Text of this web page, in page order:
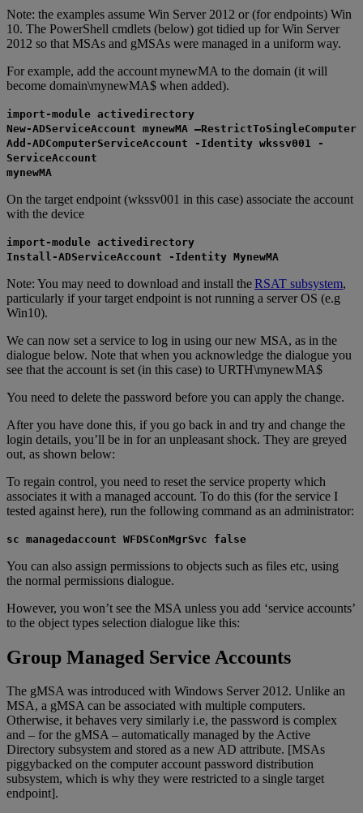
Note: the examples assume Win Server 2012 or (for endpoints) Win
10. The PowerShell cmdlets (below) got tidied up for Win Server
2012 so that MSAs and gMSAs were managed in a uniform way.
For example, add the account mynewMA to the domain (it will
become domain\mynewMA$ when added).
import-module activedirectory
New-ADServiceAccount mynewMA –RestrictToSingleComputer
Add-ADComputerServiceAccount -Identity wkssv001 -
ServiceAccount
mynewMA
On the target endpoint (wkssv001 in this case) associate the account
with the device
import-module activedirectory
Install-ADServiceAccount -Identity MynewMA
Note: You may need to download and install theRSAT subsystem,
particularly if your target endpoint is not running a server OS (e.g
Win10).
We can now set a service to log in using our new MSA, as in the
dialogue below. Note that when you acknowledge the dialogue you
see that the account is set (in this case) to URTH\mynewMA$
You need to delete the password before you can apply the change.
After you have done this, if you go back in and try and change the
login details, you’ll be in for an unpleasant shock. They are greyed
out, as shown below:
To regain control, you need to reset the service property which
associates it with a managed account. To do this (for the service I
tested against here), run the following command as an administrator:
sc managedaccount WFDSConMgrSvc false
You can also assign permissions to objects such as files etc, using
the normal permissions dialogue.
However, you won’t see the MSA unless you add ‘service accounts’
to the object types selection dialogue like this:
Group Managed Service Accounts
The gMSA was introduced with Windows Server 2012. Unlike an
MSA, a gMSA can be associated with multiple computers.
Otherwise, it behaves very similarly i.e, the password is complex
and – for the gMSA – automatically managed by the Active
Directory subsystem and stored as a new AD attribute. [MSAs
piggybacked on the computer account password distribution
subsystem, which is why they were restricted to a single target
endpoint].